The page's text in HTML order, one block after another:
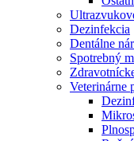
Dezinfekcia
Dentálne
Spotrebný
Veterinárne